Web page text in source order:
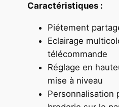
Caractéristiques :
Piétement
Eclairage
télécommande
Réglage en
mise à niveau
Personnalisation